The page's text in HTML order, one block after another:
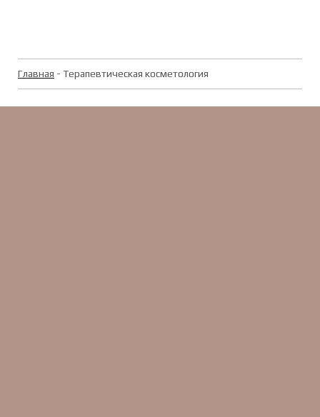
Главная - Терапевтическая косметология